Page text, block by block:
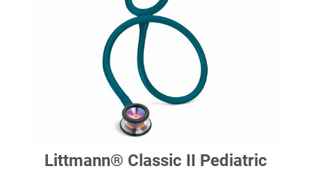
Littmann® Classic II Pediatric